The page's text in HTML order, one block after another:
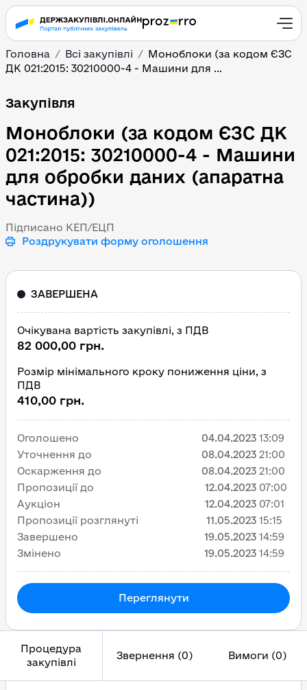
Головна Всі закупівлі
Моноблоки (за кодом ЄЗС
ДК 021:2015: 30210000-4 - Машини для ...
Моноблоки (за кодом
Закупівля
Моноблоки (за кодом ЄЗС ДК
021:2015: 30210000-4 - Машини
для обробки даних (апаратна
частина))
Підписано КЕП/ЕЦП
Роздрукувати форму оголошення
Процедура
закупівлі
Звернення (0) Вимоги (0)
ЗАВЕРШЕНА
Очікувана вартість закупівлі, з ПДВ
82 000,00 грн.
Розмір мінімального кроку пониження ціни, з
ПДВ
410,00 грн.
Оголошено 04.04.2023 13:09
Уточнення до
08.04.2023 21:00
Оскарження до
08.04.2023 21:00
Пропозиції до
12.04.2023 07:00
Аукціон
12.04.2023 07:01
Пропозиції розглянуті
11.05.2023 15:15
Завершено
19.05.2023 14:59
Змінено
19.05.2023 14:59
Переглянути